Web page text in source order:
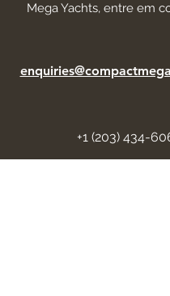
Mega Yachts, entre em
+1 (203) 434-